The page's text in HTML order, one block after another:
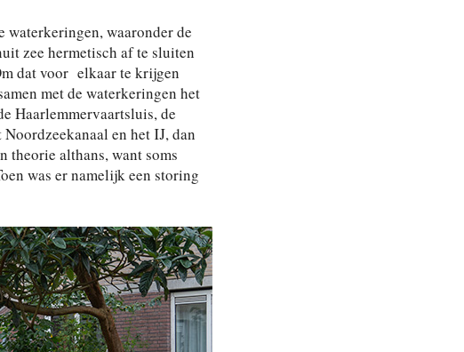
waaronder de
zee hermetisch af te sluiten
dat voor elkaar te krijgen
met de waterkeringen het
Haarlemmervaartsluis, de
en het IJ, dan
theorie althans, want soms
was er namelijk een storing